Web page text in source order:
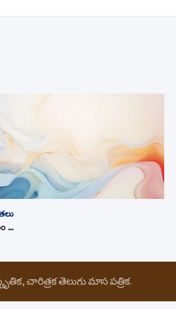
…
చారిత్రక తెలుగు మాస పత్రిక.